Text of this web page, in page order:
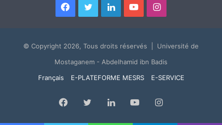
Facebook
TwitterLinkedinYouTubeInstagram
© Copyright 2026, Tous droits réservés | Université de
Mostaganem - Abdelhamid ibn Badis
Français
E-PLATEFORME MESRS E-SERVICE
Facebook
TwitterLinkedinYouTubeInstagram